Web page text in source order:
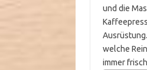
und die
welche
immer